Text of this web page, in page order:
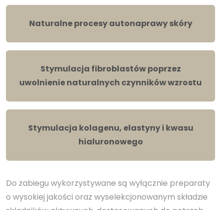
Naturalne procesy autonaprawy skóry
Stymulacja fibroblastów poprzez
uwolnienie naturalnych czynników wzrostu
Stymulacja kolagenu, elastyny i kwasu
hialuronowego
Do zabiegu wykorzystywane są wyłącznie preparaty
o wysokiej jakości oraz wyselekcjonowanym składzie